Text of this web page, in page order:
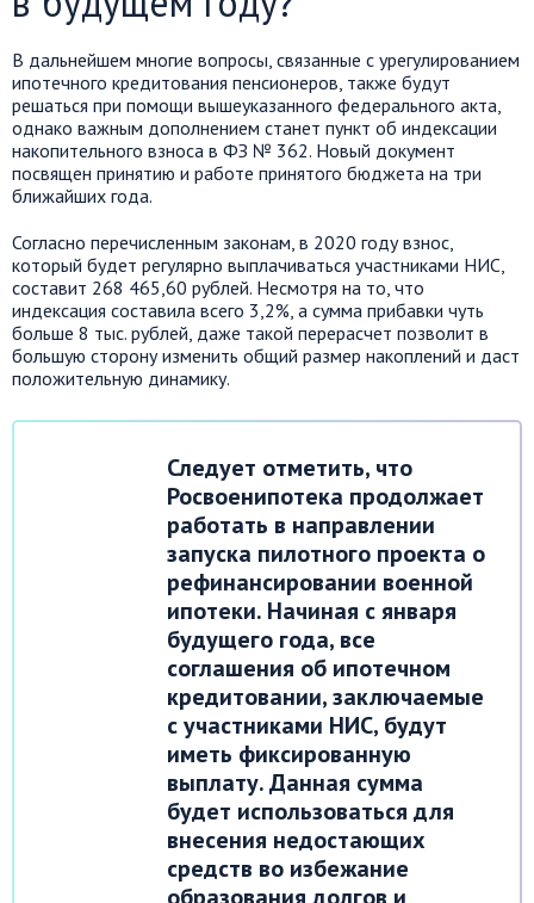
В дальнейшем многие вопросы, связанные с урегулированием
ипотечного кредитования пенсионеров, также будут
решаться при помощи вышеуказанного федерального акта,
однако важным дополнением станет пункт об индексации
накопительного взноса в ФЗ № 362. Новый документ
посвящен принятию и работе принятого бюджета на три
ближайших года.
Согласно перечисленным законам, в 2020 году взнос,
который будет регулярно выплачиваться участниками НИС,
составит 268 465,60 рублей. Несмотря на то, что
индексация составила всего 3,2%, а сумма прибавки чуть
больше 8 тыс. рублей, даже такой перерасчет позволит в
большую сторону изменить общий размер накоплений и даст
положительную динамику.
Следует отметить, что
Росвоенипотека продолжает
работать в направлении
запуска пилотного проекта о
рефинансировании военной
ипотеки. Начиная с января
будущего года, все
соглашения об ипотечном
кредитовании, заключаемые
с участниками НИС, будут
иметь фиксированную
выплату. Данная сумма
будет использоваться для
внесения недостающих
средств во избежание
образования долгов и